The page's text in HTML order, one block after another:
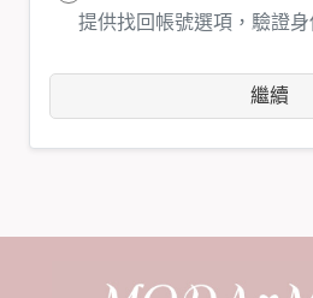
提供找回帳號選項，驗證
繼續